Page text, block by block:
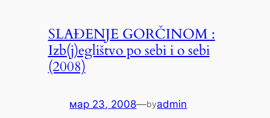
SLAĐENJE GORČINOM :
Izb(j)eglištvo po sebi i o sebi
(2008)
мар 23, 2008—byadmin